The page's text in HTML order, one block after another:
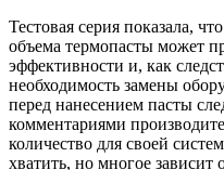
Тестовая серия показала,
объема термопасты может
эффективности и, как
необходимость замены
перед нанесением пасты
комментариями
количество для своей
хватить, но многое зависит